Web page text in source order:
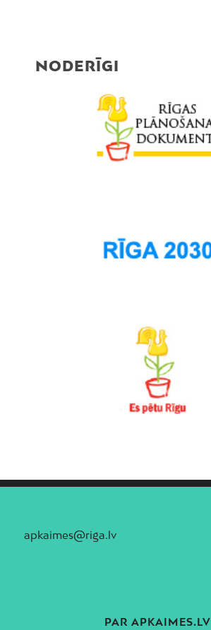
NODERĪGI
apkaimes@riga.lv
PAR APKAIMES.LV